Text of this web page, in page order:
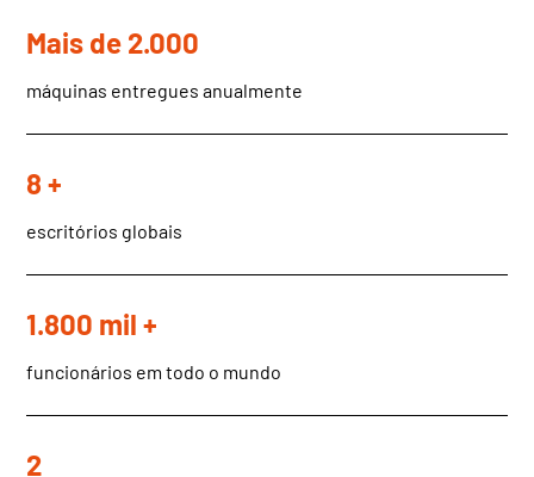
Mais de 2.000
máquinas entregues anualmente
8 +
escritórios globais
1.800 mil +
funcionários em todo o mundo
2